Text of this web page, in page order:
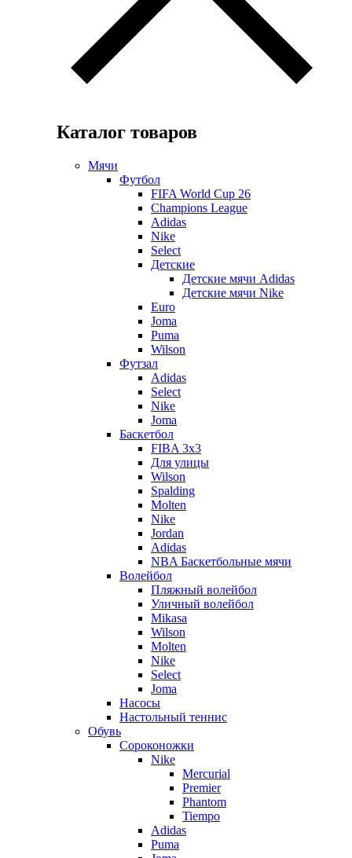
Каталог товаров
Мячи
Футбол
FIFA World Cup 26
Champions League
Adidas
Nike
Select
Детские
Детские мячи Adidas
Детские мячи Nike
Euro
Joma
Puma
Wilson
Футзал
Adidas
Select
Nike
Joma
Баскетбол
FIBA 3x3
Для улицы
Wilson
Spalding
Molten
Nike
Jordan
Adidas
NBA Баскетбольные мячи
Волейбол
Пляжный волейбол
Уличный волейбол
Mikasa
Wilson
Molten
Nike
Select
Joma
Насосы
Настольный теннис
Обувь
Сороконожки
Nike
Mercurial
Premier
Phantom
Tiempo
Adidas
Puma